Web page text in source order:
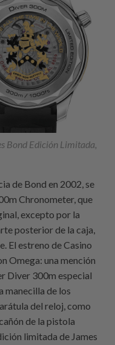
Bond Edición Limitada,
de Bond en 2002, se
Chronometer, que
excepto por la
posterior de la caja,
El estreno de Casino
Omega: una mención
Diver 300m especial
manecilla de los
del reloj, como
de la pistola
limitada de James